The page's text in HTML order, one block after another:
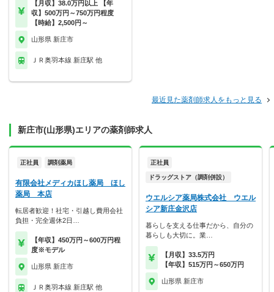
【月収】38.0万円以上 【年
収】500万円～750万円程度
【時給】2,500円～
山形県 新庄市
ＪＲ奥羽本線 新庄駅 他
最近見た薬剤師求人をもっと見る
新庄市(山形県)エリアの薬剤師求人
正社員 調剤薬局
有限会社メディカほし薬局 ほし
薬局 本店
転居者歓迎！社宅・引越し費用会社
負担・完全週休2日…
【年収】450万円～600万円程
度※モデル
山形県 新庄市
ＪＲ奥羽本線 新庄駅 他
正社員
ドラッグストア（調剤併設）
ウエルシア薬局株式会社 ウエル
シア新庄金沢店
暮らしを支える仕事だから、自分の
暮らしも大切に。業…
【月収】33.5万円
【年収】515万円～650万円
山形県 新庄市